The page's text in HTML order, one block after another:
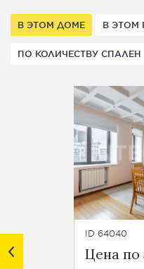
В ЭТОМ ДОМЕ В ЭТОМ
ПО КОЛИЧЕСТВУ СПАЛЕН
ID 64040
Цена по